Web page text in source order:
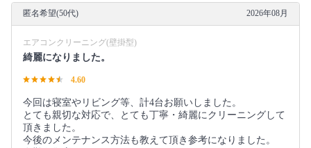
匿名希望(50代) 2026年08月
エアコンクリーニング(壁掛型)
綺麗になりました。
4.60
今回は寝室やリビング等、計4台お願いしました。
とても親切な対応で、とても丁寧・綺麗にクリーニングして
頂きました。
今後のメンテナンス方法も教えて頂き参考になりました。